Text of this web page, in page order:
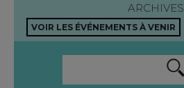
ARCHIVES
VOIR LES ÉVÉNEMENTS À VENIR